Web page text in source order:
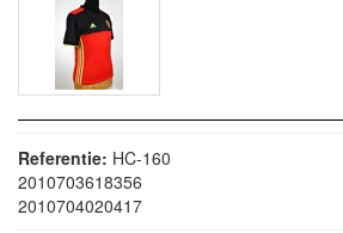
Referentie: HC-160
2010703618356
2010704020417